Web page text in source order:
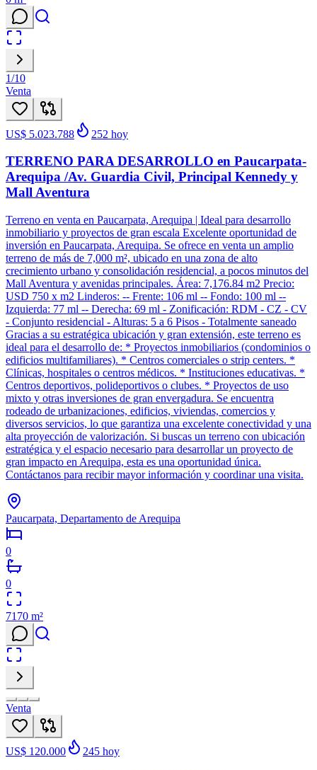
1/10
Venta
US$ 5.023.788 252 hoy
TERRENO PARA DESARROLLO en Paucarpata-
Arequipa /Av. Guardia Civil, Principal Kennedy y
Mall Aventura
Terreno en venta en Paucarpata, Arequipa | Ideal para desarrollo
inmobiliario y proyectos de gran escala Excelente oportunidad de
inversión en Paucarpata, Arequipa. Se ofrece en venta un amplio
terreno de más de 7,000 m², ubicado en una zona de alto
crecimiento urbano y consolidación residencial, a pocos minutos del
Mall Aventura y avenidas principales. Área: 7,176.84 m2 Precio:
USD 750 x m2 Linderos: -- Frente: 106 ml -- Fondo: 100 ml --
Izquierda: 77 ml -- Derecha: 69 ml - Zonificación: RDM - CZ - CV
- Conjunto residencial - Alturas: 5 a 6 Pisos - Totalmente saneado
Gracias a su estratégica ubicación y gran extensión, este terreno es
ideal para el desarrollo de: * Proyectos inmobiliarios (condominios o
edificios multifamiliares). * Centros comerciales o strip centers. *
Clínicas, hospitales o centros médicos. * Instituciones educativas. *
Centros deportivos, polideportivos o clubes. * Proyectos de uso
mixto y otras inversiones de gran envergadura. Se encuentra
rodeado de urbanizaciones, edificios, viviendas, comercios y
diversos servicios, lo que garantiza una excelente conectividad y una
alta proyección de valorización. Si buscas un terreno con ubicación
estratégica y el espacio necesario para desarrollar un proyecto de
gran impacto en Arequipa, esta es una oportunidad única.
Contáctanos para recibir mayor información y coordinar una visita.
Paucarpata, Departamento de Arequipa
0
0
7170 m²
Venta
US$ 120.000 245 hoy